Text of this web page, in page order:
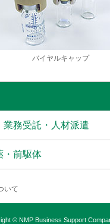
バイヤルキャップ
業務受託・人材派遣
・前駆体
いて
© NMP Business Support